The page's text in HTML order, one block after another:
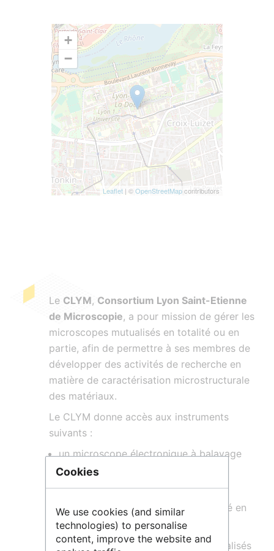
+
−
Leaflet | ©OpenStreetMapcontributors
Le CLYM, Consortium Lyon Saint-Etienne
de Microscopie, a pour mission de gérer les
microscopes mutualisés en totalité ou en
partie, afin de permettre à ses membres de
développer des activités de recherche en
matière de caractérisation microstructurale
des matériaux.
Le CLYM donne accès aux instruments
suivants :
un microscope électronique à balayage
environnemental (ESEM) ;
un microscope électronique en
transmission environnemental corrigé en
Cs (ETEM) ;
un microscope à faisceau d’ions focalisés
Cookies
We use cookies (and similar
technologies) to personalise
content, improve the website and